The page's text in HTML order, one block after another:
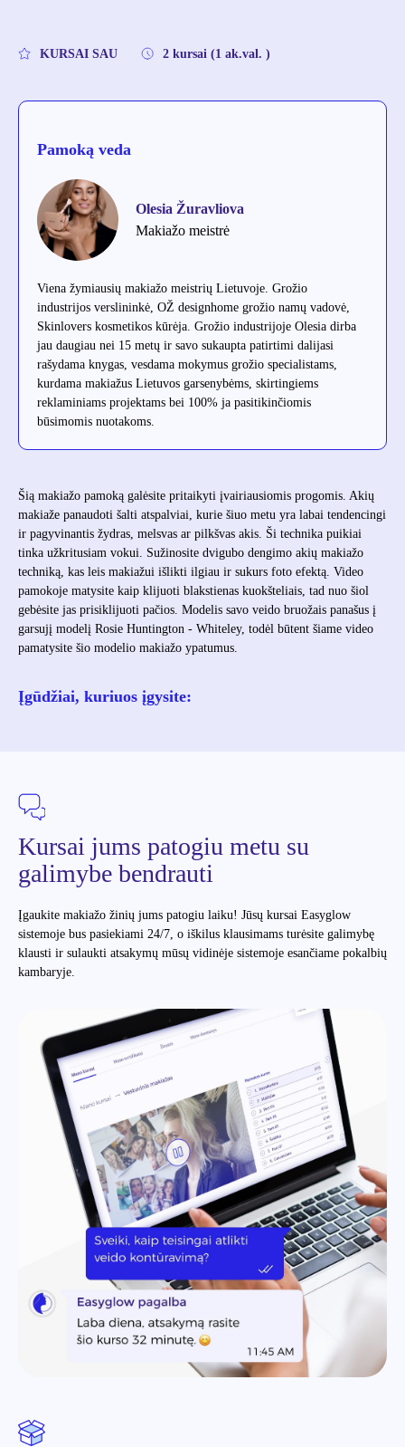
KURSAI SAU 2 kursai (1 ak.val. )
Pamoką veda
Olesia Žuravliova
Makiažo meistrė
Viena žymiausių makiažo meistrių Lietuvoje. Grožio
industrijos verslininkė, OŽ designhome grožio namų vadovė,
Skinlovers kosmetikos kūrėja. Grožio industrijoje Olesia dirba
jau daugiau nei 15 metų ir savo sukaupta patirtimi dalijasi
rašydama knygas, vesdama mokymus grožio specialistams,
kurdama makiažus Lietuvos garsenybėms, skirtingiems
reklaminiams projektams bei 100% ja pasitikinčiomis
būsimomis nuotakoms.
Šią makiažo pamoką galėsite pritaikyti įvairiausiomis progomis. Akių
makiaže panaudoti šalti atspalviai, kurie šiuo metu yra labai tendencingi
ir pagyvinantis žydras, melsvas ar pilkšvas akis. Ši technika puikiai
tinka užkritusiam vokui. Sužinosite dvigubo dengimo akių makiažo
techniką, kas leis makiažui išlikti ilgiau ir sukurs foto efektą. Video
pamokoje matysite kaip klijuoti blakstienas kuokšteliais, tad nuo šiol
gebėsite jas prisiklijuoti pačios. Modelis savo veido bruožais panašus į
garsujį modelį Rosie Huntington - Whiteley, todėl būtent šiame video
pamatysite šio modelio makiažo ypatumus.
Įgūdžiai, kuriuos įgysite:
Kursai jums patogiu metu su
galimybe bendrauti
Įgaukite makiažo žinių jums patogiu laiku! Jūsų kursai Easyglow
sistemoje bus pasiekiami 24/7, o iškilus klausimams turėsite galimybę
klausti ir sulaukti atsakymų mūsų vidinėje sistemoje esančiame pokalbių
kambaryje.